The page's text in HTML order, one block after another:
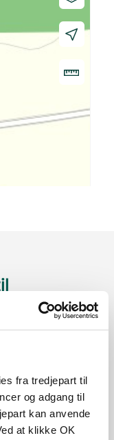
fra tredjepart til
og adgang til
kan anvende
at klikke OK